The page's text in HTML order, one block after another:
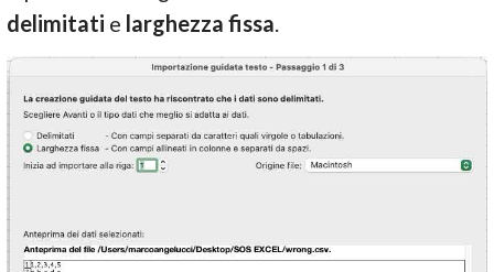
delimitati e larghezza fissa